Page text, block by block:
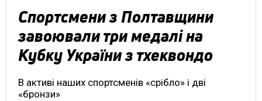
Спортсмени з Полтавщини
завоювали три медалі на
Кубку України з тхеквондо
В активі наших спортсменів «срібло» і дві
«бронзи»